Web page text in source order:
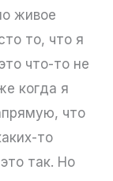
живое
то, что я
что-то не
когда я
что
то
так. Но